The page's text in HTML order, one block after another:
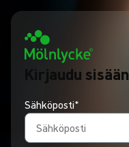
Kirjaudu sisään
Sähköposti*